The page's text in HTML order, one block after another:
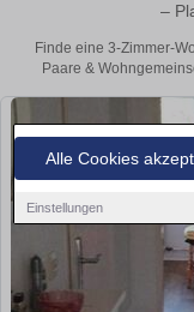
Alle Cookies
Einstellungen
–
Finde eine 3-Zimmer-
Paare &